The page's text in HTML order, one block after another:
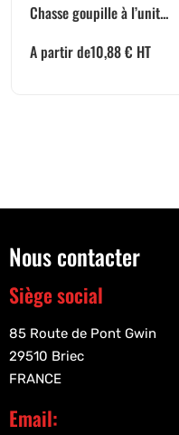
Chasse goupille à l’unit...
A partir de10,88€ HT
Nous contacter
Siège social
85 Route de Pont Gwin
29510 Briec
FRANCE
Email: